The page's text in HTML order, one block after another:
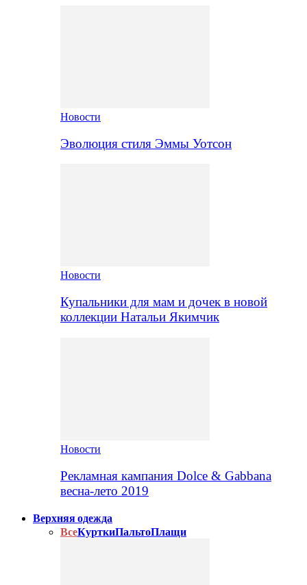
Новости
Эволюция стиля Эммы Уотсон
Новости
Купальники для мам и дочек в новой
коллекции Натальи Якимчик
Новости
Рекламная кампания Dolce & Gabbana
весна-лето 2019
Верхняя одежда
ВсеКурткиПальтоПлащи